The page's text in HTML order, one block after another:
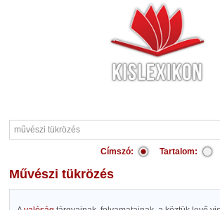
Címszó: Tartalom:
művészi tükrözés